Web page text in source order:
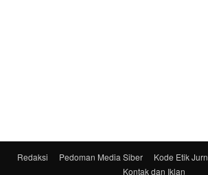
Redaksi Pedoman Media Siber Kode Etik
Kontak dan Iklan